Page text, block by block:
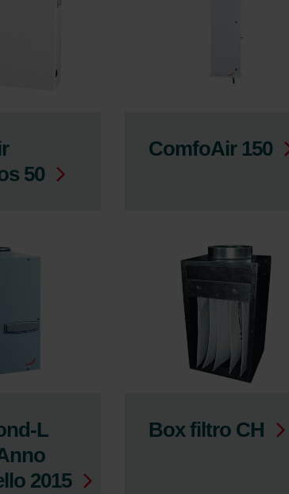
50
ComfoAir 150
L
2015
Box filtro CH